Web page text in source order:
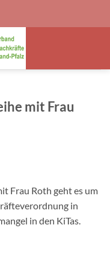
mit Frau
Frau Roth geht es um
in
in den KiTas.